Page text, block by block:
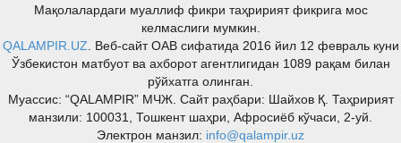
Мақолалардаги муаллиф фикри таҳририят фикрига мос
келмаслиги мумкин.
QALAMPIR.UZ . Веб-сайт ОАВ сифатида 2016 йил 12 февраль куни
Ўзбекистон матбуот ва ахборот агентлигидан 1089 рақам билан
рўйхатга олинган.
Муассис: “QALAMPIR” МЧЖ. Сайт раҳбари: Шайхов Қ. Таҳририят
манзили: 100031, Тошкент шаҳри, Афросиёб кўчаси, 2-уй.
Электрон манзил: info@qalampir.uz